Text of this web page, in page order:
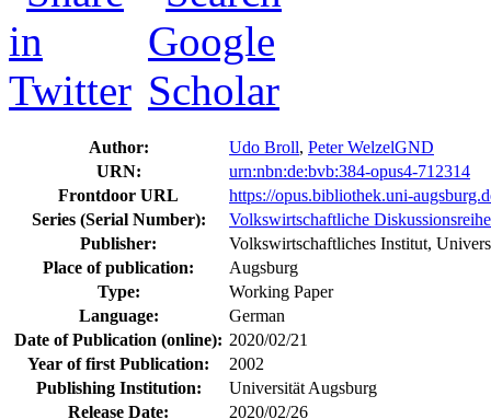
Author: Udo Broll, Peter WelzelGND
URN:
urn:nbn:de:bvb:384-opus4-712314
Frontdoor URL
https://opus.bibliothek.uni-
Series (Serial Number):
Volkswirtschaftliche Diskussionsreihe
Publisher:
Volkswirtschaftliches Institut,
Place of publication:
Augsburg
Type:
Working Paper
Language:
German
Date of Publication (online): 2020/02/21
Year of first Publication:
2002
Publishing Institution:
Universität Augsburg
Release Date:
2020/02/26